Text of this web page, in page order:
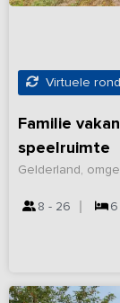
Virtuele
Familie
speelruimte
Gelderland,
8 - 26 6